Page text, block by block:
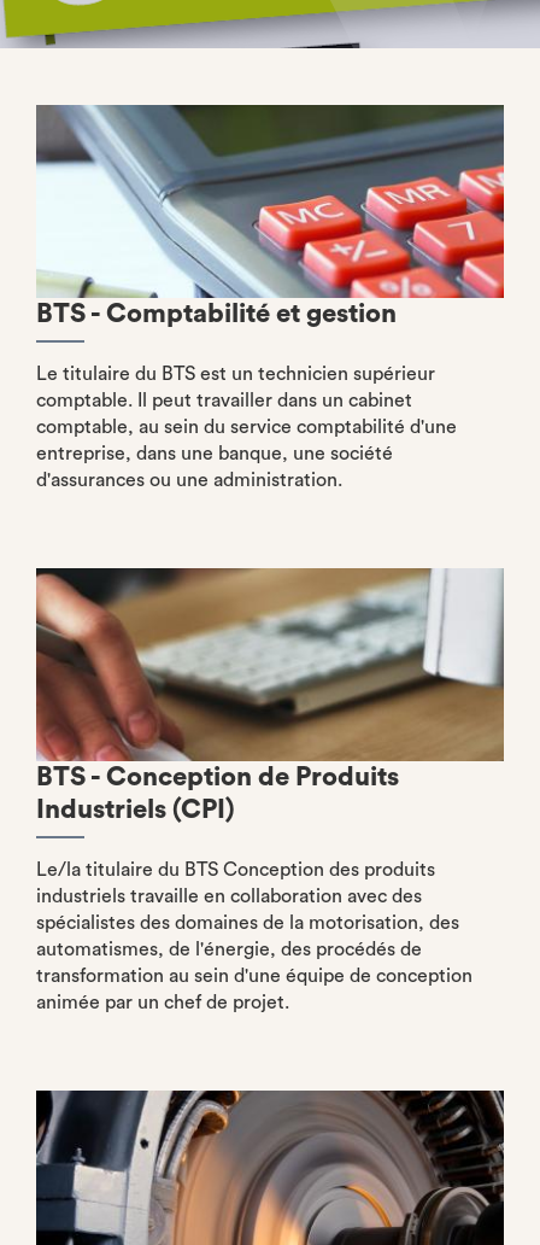
BTS - Comptabilité et gestion
Le titulaire du BTS est un technicien supérieur
comptable. Il peut travailler dans un cabinet
comptable, au sein du service comptabilité d'une
entreprise, dans une banque, une société
d'assurances ou une administration.
BTS - Conception de Produits
Industriels (CPI)
Le/la titulaire du BTS Conception des produits
industriels travaille en collaboration avec des
spécialistes des domaines de la motorisation, des
automatismes, de l'énergie, des procédés de
transformation au sein d'une équipe de conception
animée par un chef de projet.